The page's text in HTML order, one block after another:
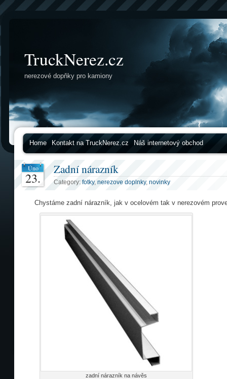
TruckNerez.cz
nerezové dopňky pro kamiony
Home Kontakt na TruckNerez.cz Náš internetový obchod
Úno
23.
Zadní nárazník
Category: fotky, nerezove doplnky, novinky
Chystáme zadní nárazník, jak v ocelovém tak v nerezovém
zadní nárazník na návěs